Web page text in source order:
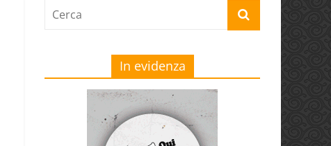
In evidenza